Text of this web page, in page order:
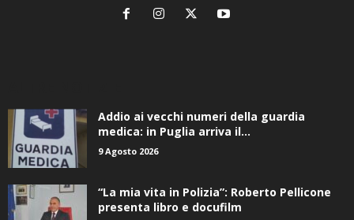
Addio ai vecchi numeri della guardia
medica: in Puglia arriva il...
9 Agosto 2026
“La mia vita in Polizia”: Roberto Pellicone
presenta libro e docufilm